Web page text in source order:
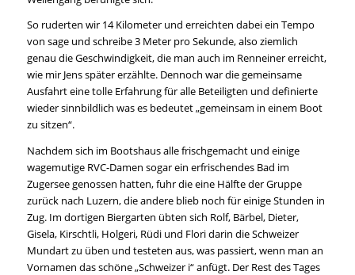
So ruderten wir 14 Kilometer und erreichten dabei ein Tempo
von sage und schreibe 3 Meter pro Sekunde, also ziemlich
genau die Geschwindigkeit, die man auch im Renneiner erreicht,
wie mir Jens später erzählte. Dennoch war die gemeinsame
Ausfahrt eine tolle Erfahrung für alle Beteiligten und definierte
wieder sinnbildlich was es bedeutet „gemeinsam in einem Boot
zu sitzen“.
Nachdem sich im Bootshaus alle frischgemacht und einige
wagemutige RVC-Damen sogar ein erfrischendes Bad im
Zugersee genossen hatten, fuhr die eine Hälfte der Gruppe
zurück nach Luzern, die andere blieb noch für einige Stunden in
Zug. Im dortigen Biergarten übten sich Rolf, Bärbel, Dieter,
Gisela, Kirschtli, Holgeri, Rüdi und Flori darin die Schweizer
Mundart zu üben und testeten aus, was passiert, wenn man an
Vornamen das schöne „Schweizer i“ anfügt. Der Rest des Tages